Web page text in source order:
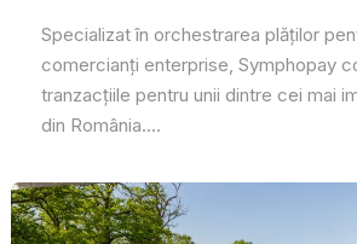
Specializat în orchestrarea plăților
comercianți enterprise, Symphopay
tranzacțiile pentru unii dintre cei mai
din România....